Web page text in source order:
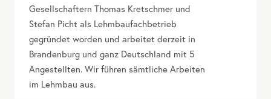
Gesellschaftern Thomas Kretschmer und
Stefan Picht als Lehmbaufachbetrieb
gegründet worden und arbeitet derzeit in
Brandenburg und ganz Deutschland mit 5
Angestellten. Wir führen sämtliche Arbeiten
im Lehmbau aus.